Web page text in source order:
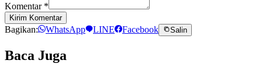
Komentar *
Kirim Komentar
Bagikan: WhatsApp LINE Facebook Salin
Baca Juga